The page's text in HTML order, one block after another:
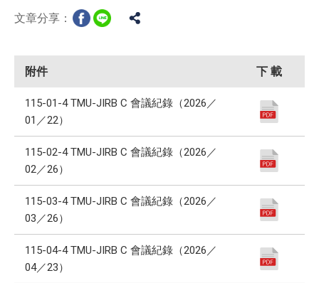
文章分享：
附件 下 載
115-01-4 TMU-JIRB C 會議紀錄（2026／
01／22）
115-02-4 TMU-JIRB C 會議紀錄（2026／
02／26）
115-03-4 TMU-JIRB C 會議紀錄（2026／
03／26）
115-04-4 TMU-JIRB C 會議紀錄（2026／
04／23）